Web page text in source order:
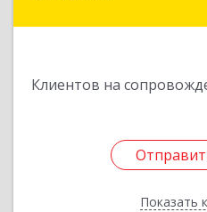
Клиентов на
Показать